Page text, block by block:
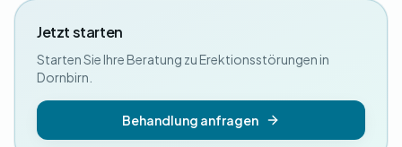
Jetzt starten
Starten Sie Ihre Beratung zu Erektionsstörungen in
Dornbirn.
Behandlung anfragen